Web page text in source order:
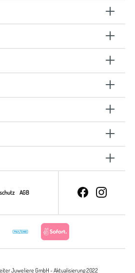
AGB
Juweliere GmbH - Aktualisierung 2022